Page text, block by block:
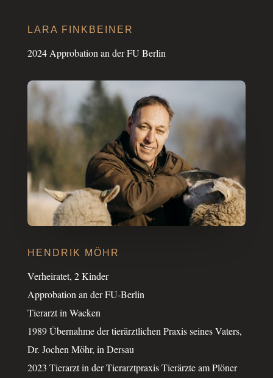
LARA FINK­BEI­NER
2024 Appro­ba­tion an der FU Berlin
HENDRIK MÖHR
Verhei­ra­tet, 2 Kinder
Appro­ba­tion an der FU-Berlin
Tier­arzt in Wacken
1989 Über­nahme der tier­ärzt­li­chen Praxis seines Vaters,
Dr. Jochen Möhr, in Dersau
2023 Tier­arzt in der Tier­arzt­pra­xis Tier­ärzte am Plöner